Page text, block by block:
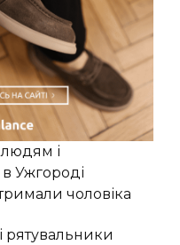
і
Ужгороді
чоловіка
рятувальники